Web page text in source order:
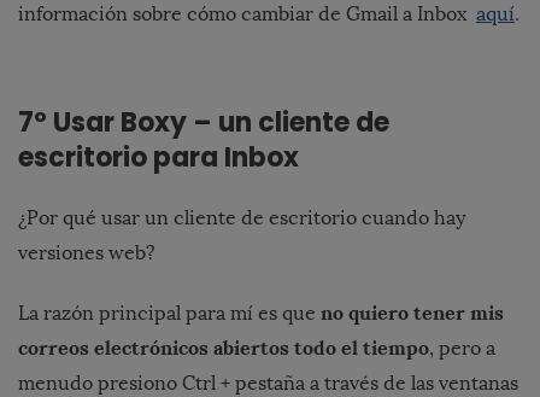
información sobre cómo cambiar de Gmail a Inbox aquí.
7º Usar Boxy – un cliente de
escritorio para Inbox
¿Por qué usar un cliente de escritorio cuando hay
versiones web?
La razón principal para mí es que no quiero tener mis
correos electrónicos abiertos todo el tiempo, pero a
menudo presiono Ctrl + pestaña a través de las ventanas